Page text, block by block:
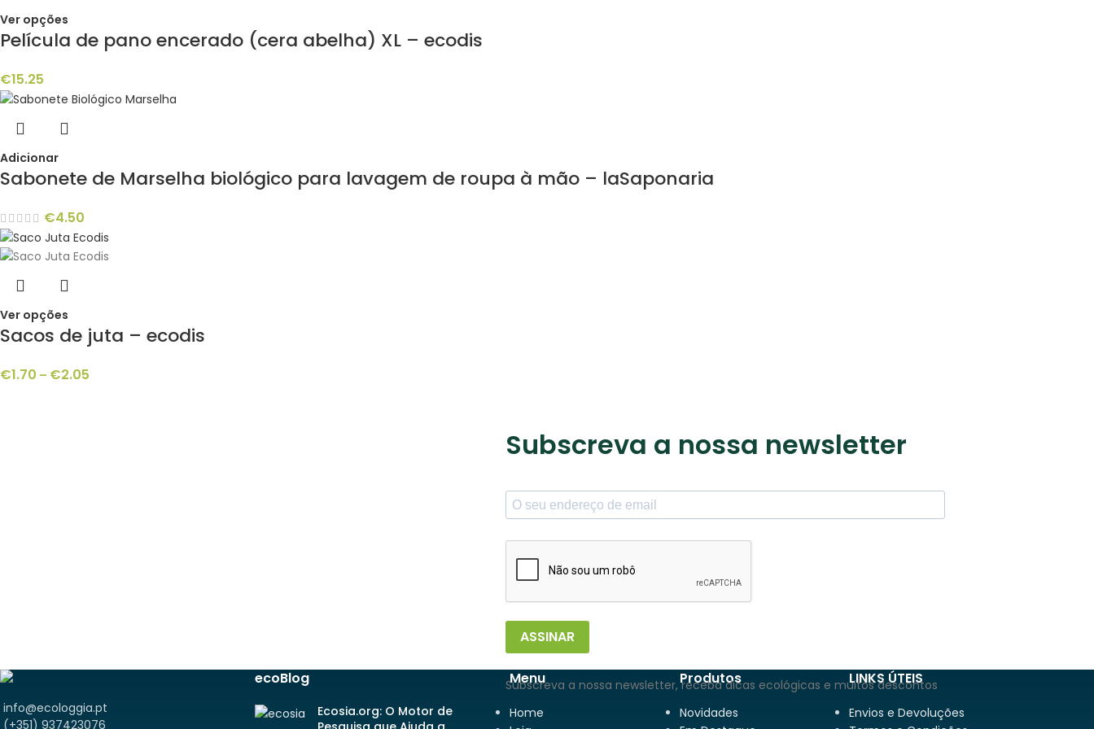
Ver opções
Película de pano encerado (cera abelha) XL – ecodis
€15.25
Adicionar
Sabonete de Marselha biológico para lavagem de roupa à mão – laSaponaria
€4.50
Ver opções
Sacos de juta – ecodis
€1.70 – €2.05
Subscreva a nossa newsletter
ASSINAR
Subscreva a nossa newsletter, receba dicas ecológicas e muitos descontos
info@ecologgia.pt
(+351) 937423076
ecoBlog
Ecosia.org: O Motor de
Menu
Home
Produtos
Novidades
LINKS ÚTEIS
Envios e Devoluções